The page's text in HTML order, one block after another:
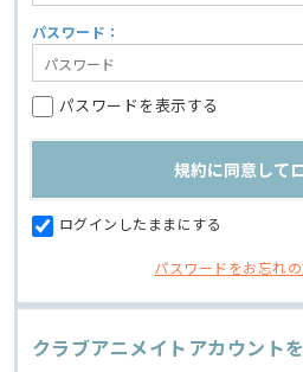
パスワード：
パスワードを表示する
ログインしたままにする
パスワードをお忘れ
クラブアニメイトアカウント